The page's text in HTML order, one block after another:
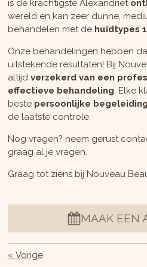
is de krachtigste Alexandriet
wereld en kan zeer dunne,
behandelen met de huidtypes
Onzebehandelingen hebben
uitstekende resultaten! Bij
altijd verzekerd van een
effectieve behandeling. Elke
beste persoonlijke begeleiding
de laatste controle.
Nog vragen? neem gerust
graag al je vragen.
Graag tot ziens bij Nouveau
MAAK EEN
« Vorige